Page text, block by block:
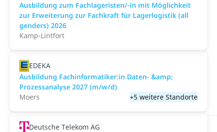
Ausbildung zum Fachlageristen/-in mit Möglichkeit
zur Erweiterung zur Fachkraft für Lagerlogistik (all
genders) 2026
Kamp-Lintfort
EDEKA
Ausbildung Fachinformatiker:in Daten- &amp;
Prozessanalyse 2027 (m/w/d)
Moers
+5 weitere Standorte
Deutsche Telekom AG